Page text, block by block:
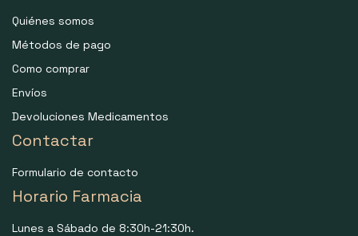
Quiénes somos
Métodos de pago
Como comprar
Envíos
Devoluciones Medicamentos
Contactar
Formulario de contacto
Horario Farmacia
Lunes a Sábado de 8:30h-21:30h.